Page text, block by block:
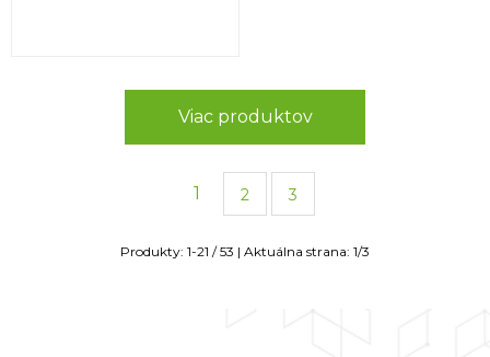
Viac produktov
1 2 3
Produkty: 1-21 /53 | Aktuálna strana: 1/3